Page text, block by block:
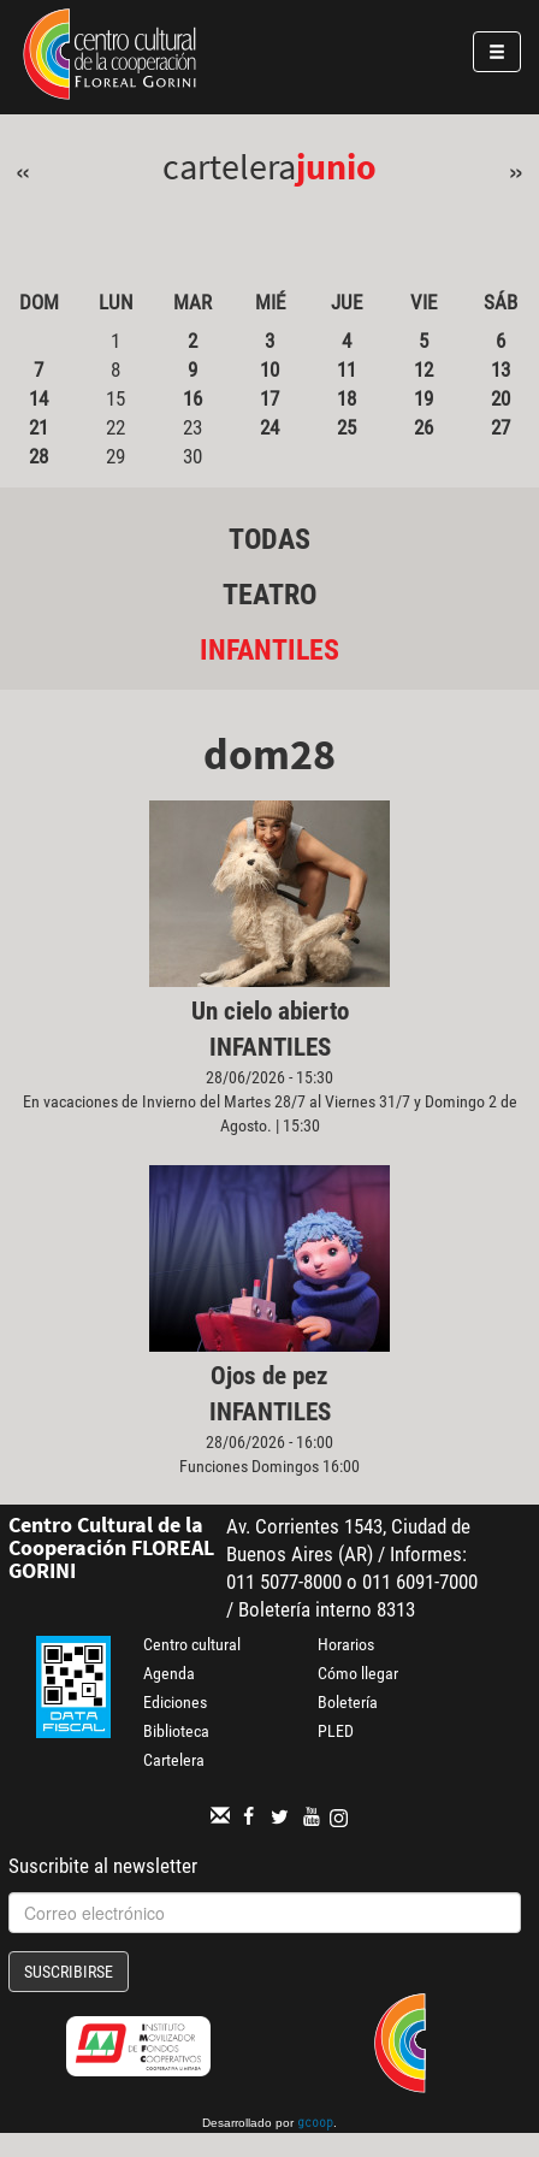
Pasar al contenido principal
Jump to main content
« cartelerajunio »
DOM LUN MAR MIÉ JUE VIE
SÁB
1
2 3 4 5
6
7
8 9 10 11 12
13
14
15 16 17 18 19
20
21
22 23 24 25 26
27
28
29 30
TODAS
TEATRO
INFANTILES
dom28
Un cielo abierto
INFANTILES
28/06/2026 - 15:30
En vacaciones de Invierno del Martes 28/7 al Viernes 31/7 y Domingo 2 de
Agosto. | 15:30
Ojos de pez
INFANTILES
28/06/2026 - 16:00
Funciones Domingos 16:00
Centro Cultural de la
Cooperación FLOREAL
GORINI
Av. Corrientes 1543, Ciudad de
Buenos Aires (AR) / Informes:
011 5077-8000 o 011 6091-7000
/ Boletería interno 8313
Centro cultural
Agenda
Ediciones
Biblioteca
Cartelera
Horarios
Cómo llegar
Boletería
PLED
Suscribite al newsletter
SUSCRIBIRSE
Desarrollado por gcoop